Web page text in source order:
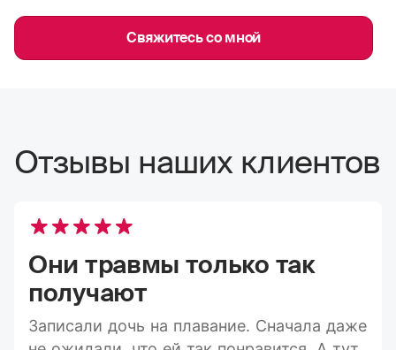
Свяжитесь со мной
Отзывы наших клиентов
Они травмы только так
получают
Записали дочь на плавание. Сначала даже